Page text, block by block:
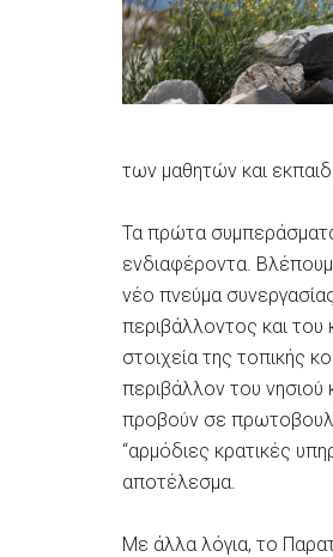
των μαθητών και
Τα πρώτα συμπεράσματα
ενδιαφέροντα.
νέο πνεύμα
περιβάλλοντος και
στοιχεία της τοπικής
περιβάλλον του νησιού
προβούν σε
“αρμόδιες κρατικές
αποτέλεσμα.
Με άλλα λόγια, το